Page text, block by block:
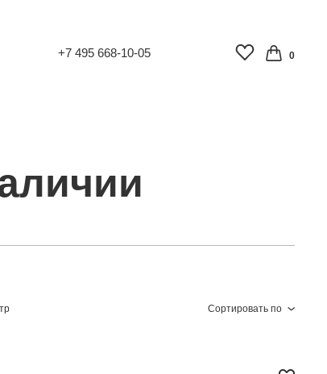
+7 495 668-10-05 0
Сортировать по